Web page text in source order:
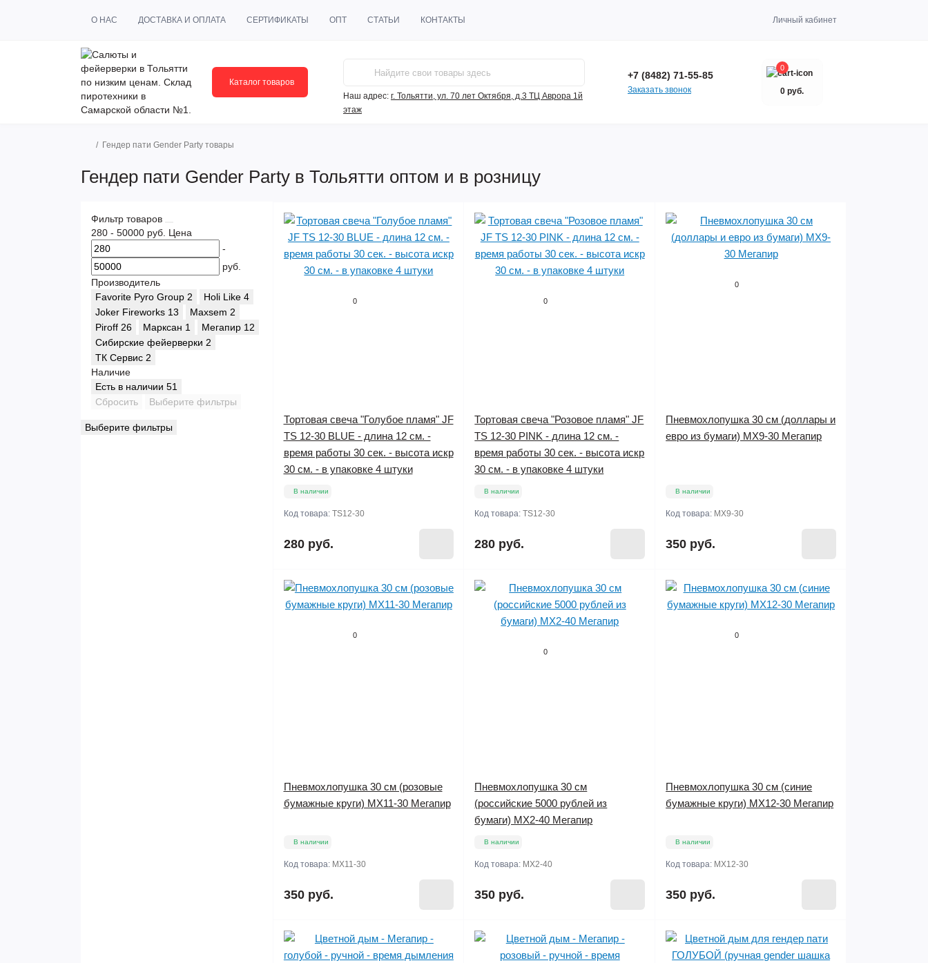
О НАС ДОСТАВКА И ОПЛАТА СЕРТИФИКАТЫ ОПТ СТАТЬИ КОНТАКТЫ Личный кабинет
Каталог товаров
Наш адрес: г. Тольятти, ул. 70 лет Октября, д.3 ТЦ Аврора 1й
этаж
+7 (8482) 71-55-85
Заказать звонок
0
0 руб.
Гендер пати Gender Party товары
Гендер пати Gender Party в Тольятти оптом и в розницу
Фильтр товаров
280 - 50000 руб. Цена
-
руб.
Производитель
Favorite Pyro Group 2 Holi Like 4
Joker Fireworks 13 Maxsem 2
Piroff 26 Марксан 1 Мегапир 12
Сибирские фейерверки 2
ТК Сервис 2
Наличие
Есть в наличии 51
Сбросить
Выберите фильтры
Выберите фильтры
0
Тортовая свеча "Голубое пламя" JF
TS 12-30 BLUE - длина 12 см. -
время работы 30 сек. - высота искр
30 см. - в упаковке 4 штуки
В наличии
Код товара: TS12-30
280 руб.
0
Тортовая свеча "Розовое пламя" JF
TS 12-30 PINK - длина 12 см. -
время работы 30 сек. - высота искр
30 см. - в упаковке 4 штуки
В наличии
Код товара:TS12-30
280 руб.
0
Пневмохлопушка 30 см (доллары и
евро из бумаги) МХ9-30 Мегапир
В наличии
Код товара: МХ9-30
350 руб.
0
Пневмохлопушка 30 см (розовые
бумажные круги) МХ11-30 Мегапир
В наличии
Код товара: МХ11-30
350 руб.
0
Пневмохлопушка 30 см
(российские 5000 рублей из
бумаги) МХ2-40 Мегапир
В наличии
Код товара: МХ2-40
350 руб.
0
Пневмохлопушка 30 см (синие
бумажные круги) МХ12-30 Мегапир
В наличии
Код товара: МХ12-30
350 руб.